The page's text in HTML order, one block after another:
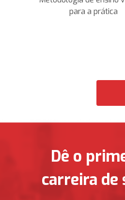
para a prática
Dê o
carreira de